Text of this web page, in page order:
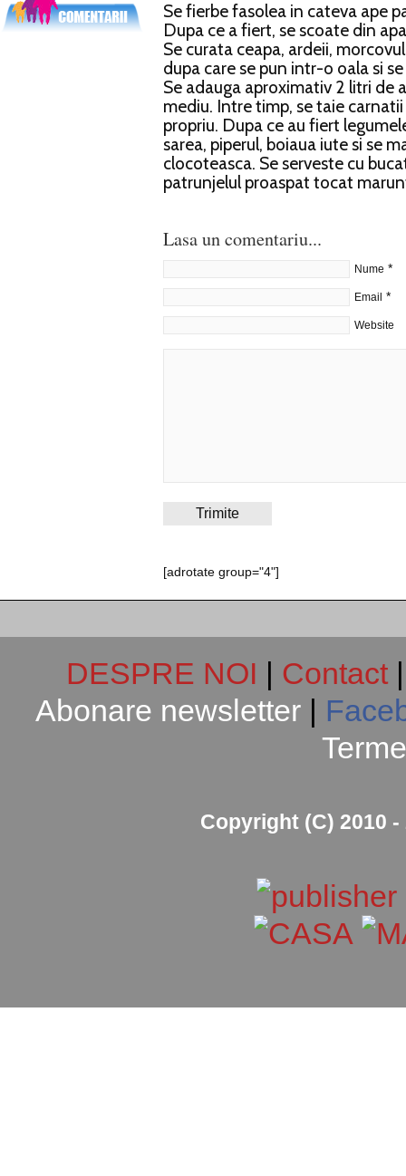
Se fierbe fasolea in cateva ape
Dupa ce a fiert, se scoate din
Se curata ceapa, ardeii,
dupa care se pun intr-o oala si
Se adauga aproximativ 2 litri de
mediu. Intre timp, se taie carnatii
propriu. Dupa ce au fiert
sarea, piperul, boiaua iute si se
clocoteasca. Se serveste cu
patrunjelul proaspat tocat
Lasa un comentariu...
Nume *
Email *
Website
[adrotate group="4"]
DESPRE NOI | Contact
Abonare newsletter |
Copyright (C) 2010